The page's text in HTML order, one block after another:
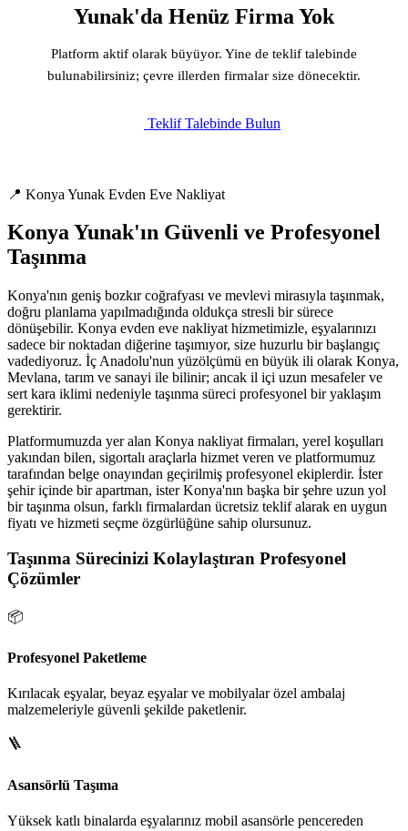
Yunak'da Henüz Firma Yok
Platform aktif olarak büyüyor. Yine de teklif talebinde
bulunabilirsiniz; çevre illerden firmalar size dönecektir.
Teklif Talebinde Bulun
📍 Konya Yunak Evden Eve Nakliyat
Konya Yunak'ın Güvenli ve Profesyonel
Taşınma
Konya'nın geniş bozkır coğrafyası ve mevlevi mirasıyla taşınmak,
doğru planlama yapılmadığında oldukça stresli bir sürece
dönüşebilir. Konya evden eve nakliyat hizmetimizle, eşyalarınızı
sadece bir noktadan diğerine taşımıyor, size huzurlu bir başlangıç
vadediyoruz. İç Anadolu'nun yüzölçümü en büyük ili olarak Konya,
Mevlana, tarım ve sanayi ile bilinir; ancak il içi uzun mesafeler ve
sert kara iklimi nedeniyle taşınma süreci profesyonel bir yaklaşım
gerektirir.
Platformumuzda yer alan Konya nakliyat firmaları, yerel koşulları
yakından bilen, sigortalı araçlarla hizmet veren ve platformumuz
tarafından belge onayından geçirilmiş profesyonel ekiplerdir. İster
şehir içinde bir apartman, ister Konya'nın başka bir şehre uzun yol
bir taşınma olsun, farklı firmalardan ücretsiz teklif alarak en uygun
fiyatı ve hizmeti seçme özgürlüğüne sahip olursunuz.
Taşınma Sürecinizi Kolaylaştıran Profesyonel
Çözümler
📦
Profesyonel Paketleme
Kırılacak eşyalar, beyaz eşyalar ve mobilyalar özel ambalaj
malzemeleriyle güvenli şekilde paketlenir.
🪜
Asansörlü Taşıma
Yüksek katlı binalarda eşyalarınız mobil asansörle pencereden